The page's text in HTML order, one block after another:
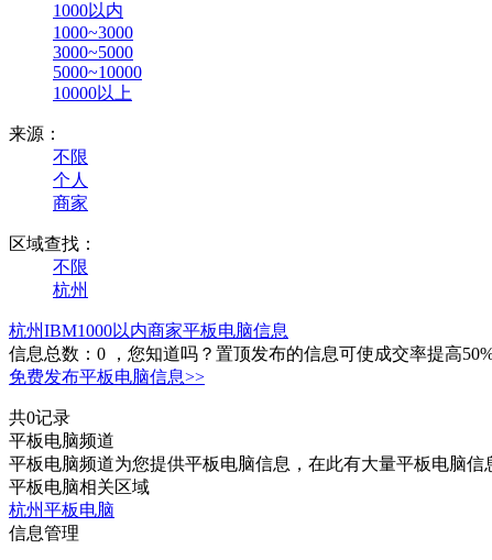
1000以内
1000~3000
3000~5000
5000~10000
10000以上
来源：
不限
个人
商家
区域查找：
不限
杭州
杭州IBM1000以内商家平板电脑信息
信息总数： 0 ，您知道吗？置顶发布的信息可使成交率提高50%
免费发布平板电脑信息>>
共0记录
平板电脑频道
平板电脑频道为您提供平板电脑信息，在此有大量平板电脑信
平板电脑相关区域
杭州平板电脑
信息管理